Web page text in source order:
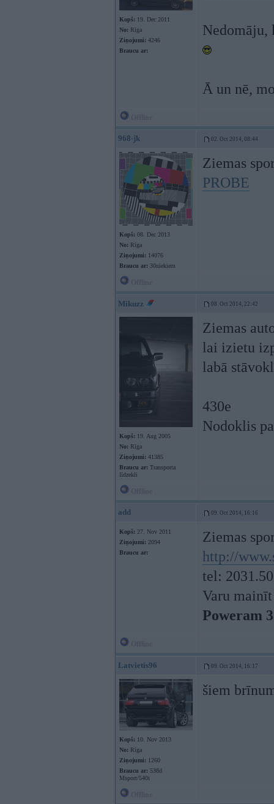
Kopš: 19. Dec 2011
No: Rīga
Ziņojumi: 4246
Braucu ar:
Nedomāju,
Ā un nē,
968-jk 02. Oct 2014, 08:44
Kopš: 08. Dec 2013
No: Rīga
Ziņojumi: 14076
Braucu ar: 30niekiem
Ziemas
PROBE
Mikuzz 08. Oct 2014, 22:42
Kopš: 19. Aug 2005
No: Rīga
Ziņojumi: 41385
Braucu ar: Transporta
līdzekli
Ziemas
lai izietu
labā
430e
Nodoklis
add 09. Oct 2014, 16:16
Kopš: 27. Nov 2011
Ziņojumi: 2094
Braucu ar:
Ziemas
http://
tel:
Varu
Poweram
Latvietis96 09. Oct 2014, 16:17
Kopš: 10. Nov 2013
No: Rīga
Ziņojumi: 1260
Braucu ar: 538d
Msport/540i
šiem